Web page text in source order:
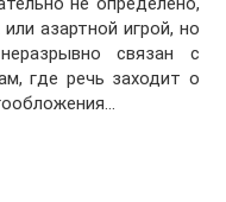
азартной игрой, но
связан с
где речь заходит о